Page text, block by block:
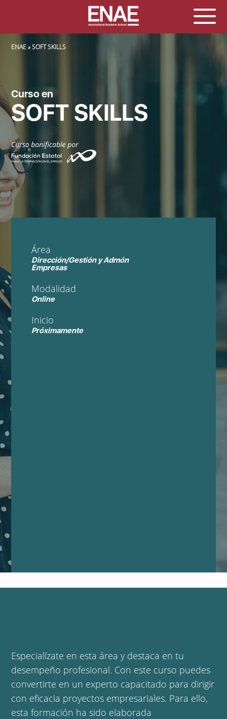
SOBRESCRIBIR ENLACES DE AYUDA A LA NAVEGACIÓN
ENAE SOFT SKILLS
Curso en
SOFT SKILLS
Área
Dirección/Gestión y Admón
Empresas
Modalidad
Online
Inicio
Próximamente
Especialízate en esta área y destaca en tu
desempeño profesional. Con este curso puedes
convertirte en un experto capacitado para dirigir
con eficacia proyectos empresariales. Para ello,
esta formación ha sido elaborada